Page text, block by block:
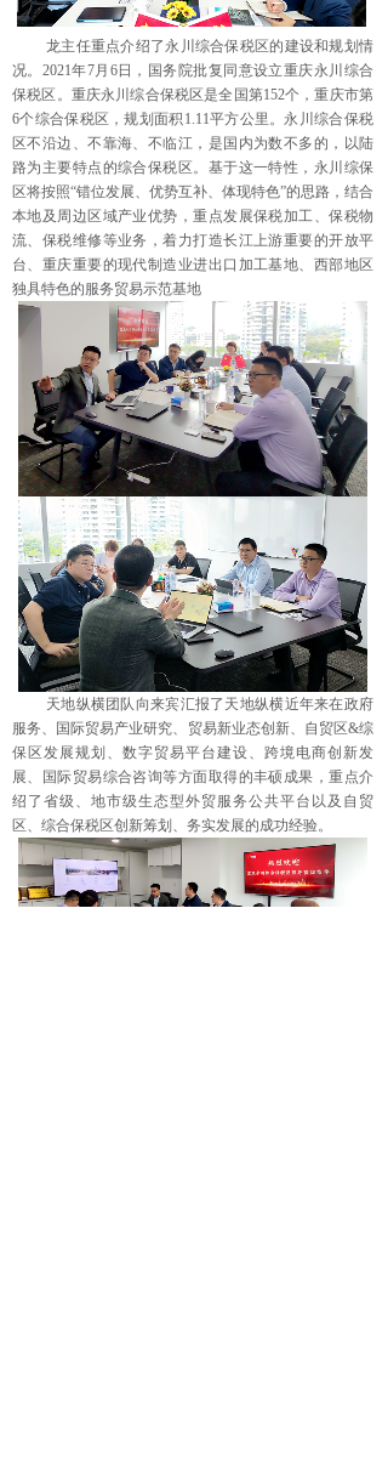
龙主任重点介绍了永川综合保税区的建设和规划情
况。 2021年7月 6日，国务院批复同意设立重庆永川综合
保税区。重庆永川综合保税区是全国第152个，重庆市第
6个综合保税区，规划面积 1.11平方公里。永川综合保税
区不沿边、不靠海、不临江，是国内为数不多的，以陆
路为主要特点的综合保税区。基于这一特性，永川综保
区将按照“错位发展、优势互补、体现特色”的思路，结合
本地及周边区域产业优势，重点发展保税加工、保税物
流、保税维修等业务，着力打造长江上游重要的开放平
台、重庆重要的现代制造业进出口加工基地、西部地区
独具特色的服务贸易示范基地
天地纵横团队向来宾汇报了天地纵横近年来在政府
服务、国际贸易产业研究、贸易新业态创新、自贸区&综
保区发展规划、数字贸易平台建设、跨境电商创新发
展、国际贸易综合咨询等方面取得的丰硕成果，重点介
绍了省级、地市级生态型外贸服务公共平台以及自贸
区、综合保税区创新筹划、务实发展的成功经验。